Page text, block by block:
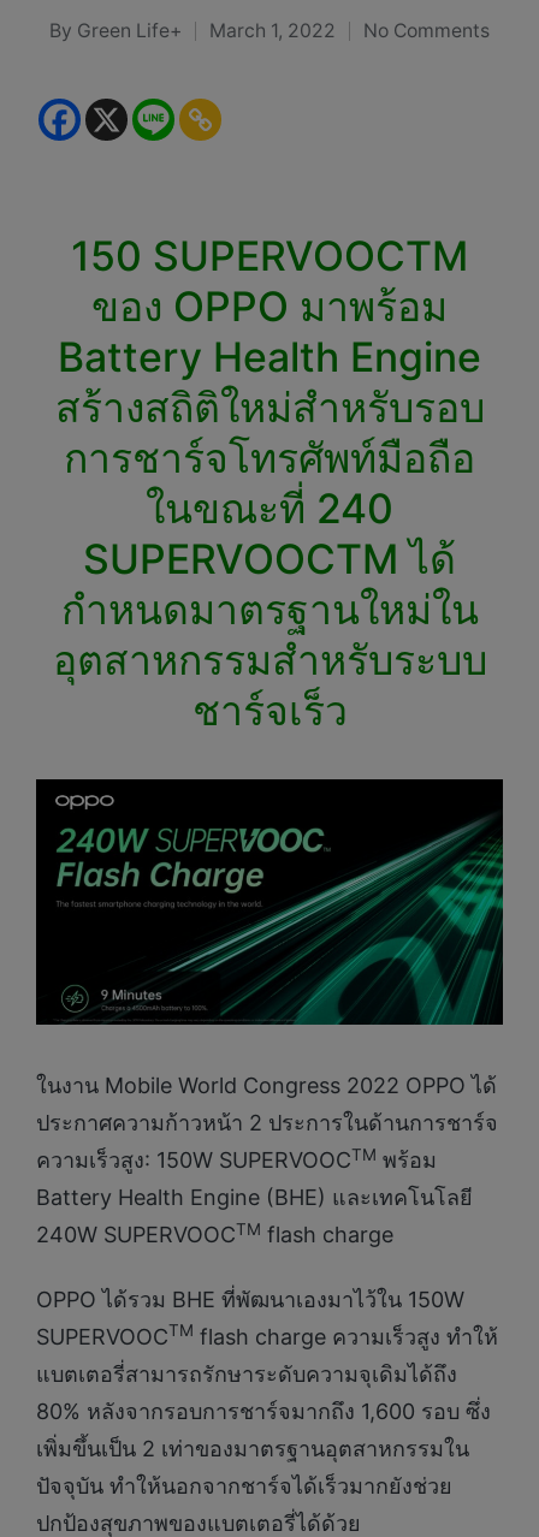
Posted
By Green Life+ March 1, 2022 No Comments
150 SUPERVOOCTM
ของ OPPO มาพร้อม
Battery Health Engine
สร้างสถิติใหม่สำหรับรอบ
การชาร์จโทรศัพท์มือถือ
ในขณะที่ 240
SUPERVOOCTM ได้
กำหนดมาตรฐานใหม่ใน
อุตสาหกรรมสำหรับระบบ
ชาร์จเร็ว
ในงาน Mobile World Congress 2022 OPPO ได้
ประกาศความก้าวหน้า 2 ประการในด้านการชาร์จ
ความเร็วสูง: 150W SUPERVOOCTM พร้อม
Battery Health Engine (BHE) และเทคโนโลยี
240W SUPERVOOCTM flash charge
OPPO ได้รวม BHE ที่พัฒนาเองมาไว้ใน 150W
SUPERVOOCTM flash charge ความเร็วสูง ทำให้
แบตเตอรี่สามารถรักษาระดับความจุเดิมได้ถึง
80% หลังจากรอบการชาร์จมากถึง 1,600 รอบ ซึ่ง
เพิ่มขึ้นเป็น 2 เท่าของมาตรฐานอุตสาหกรรมใน
ปัจจุบัน ทำให้นอกจากชาร์จได้เร็วมากยังช่วย
ปกป้องสุขภาพของแบตเตอรี่ได้ด้วย